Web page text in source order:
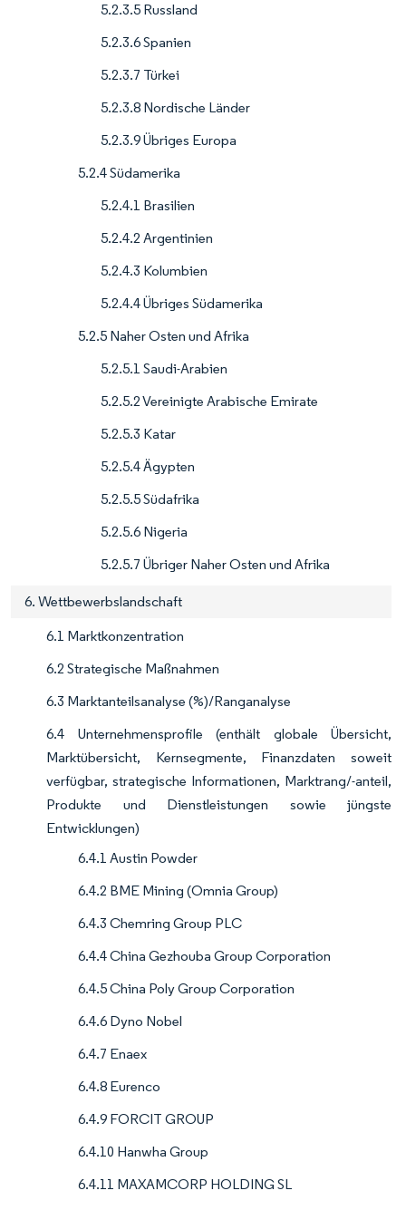
5.2.3.5 Russland
5.2.3.6 Spanien
5.2.3.7 Türkei
5.2.3.8 Nordische Länder
5.2.3.9 Übriges Europa
5.2.4 Südamerika
5.2.4.1 Brasilien
5.2.4.2 Argentinien
5.2.4.3 Kolumbien
5.2.4.4 Übriges Südamerika
5.2.5 Naher Osten und Afrika
5.2.5.1 Saudi-Arabien
5.2.5.2 Vereinigte Arabische Emirate
5.2.5.3 Katar
5.2.5.4 Ägypten
5.2.5.5 Südafrika
5.2.5.6 Nigeria
5.2.5.7 Übriger Naher Osten und Afrika
6. Wettbewerbslandschaft
6.1 Marktkonzentration
6.2 Strategische Maßnahmen
6.3 Marktanteilsanalyse (%)/Ranganalyse
6.4 Unternehmensprofile (enthält globale Übersicht,
Marktübersicht, Kernsegmente, Finanzdaten soweit
verfügbar, strategische Informationen, Marktrang/-anteil,
Produkte und Dienstleistungen sowie jüngste
Entwicklungen)
6.4.1 Austin Powder
6.4.2 BME Mining (Omnia Group)
6.4.3 Chemring Group PLC
6.4.4 China Gezhouba Group Corporation
6.4.5 China Poly Group Corporation
6.4.6 Dyno Nobel
6.4.7 Enaex
6.4.8 Eurenco
6.4.9 FORCIT GROUP
6.4.10 Hanwha Group
6.4.11 MAXAMCORP HOLDING SL